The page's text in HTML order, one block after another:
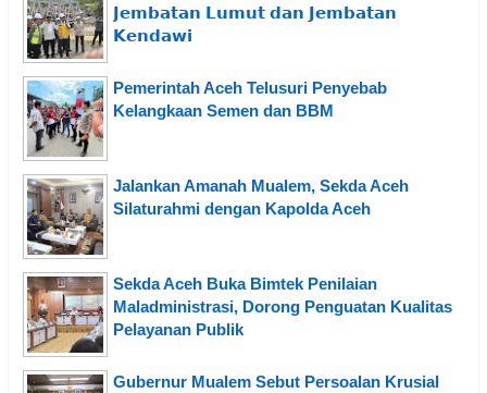
𝗝𝗲𝗺𝗯𝗮𝘁𝗮𝗻 𝗟𝘂𝗺𝘂𝘁 𝗱𝗮𝗻 𝗝𝗲𝗺𝗯𝗮𝘁𝗮𝗻
𝗞𝗲𝗻𝗱𝗮𝘄𝗶
Pemerintah Aceh Telusuri Penyebab
Kelangkaan Semen dan BBM
Jalankan Amanah Mualem, Sekda Aceh
Silaturahmi dengan Kapolda Aceh
Sekda Aceh Buka Bimtek Penilaian
Maladministrasi, Dorong Penguatan Kualitas
Pelayanan Publik
Gubernur Mualem Sebut Persoalan Krusial